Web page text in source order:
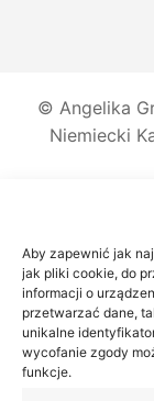
Aby zapewnić jak
jak pliki cookie, do
informacji o
przetwarzać dane,
unikalne
wycofanie zgody
funkcje.
© Angelika
Niemiecki